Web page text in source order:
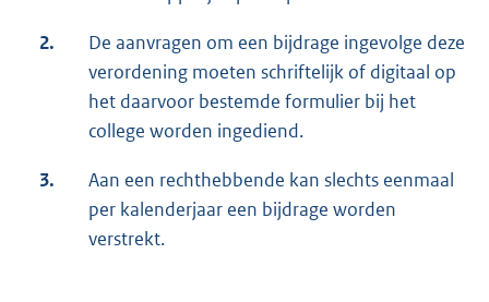
2.
De aanvragen om een bijdrage ingevolge deze
verordening moeten schriftelijk of digitaal op
het daarvoor bestemde formulier bij het
college worden ingediend.
3.
Aan een rechthebbende kan slechts eenmaal
per kalenderjaar een bijdrage worden
verstrekt.